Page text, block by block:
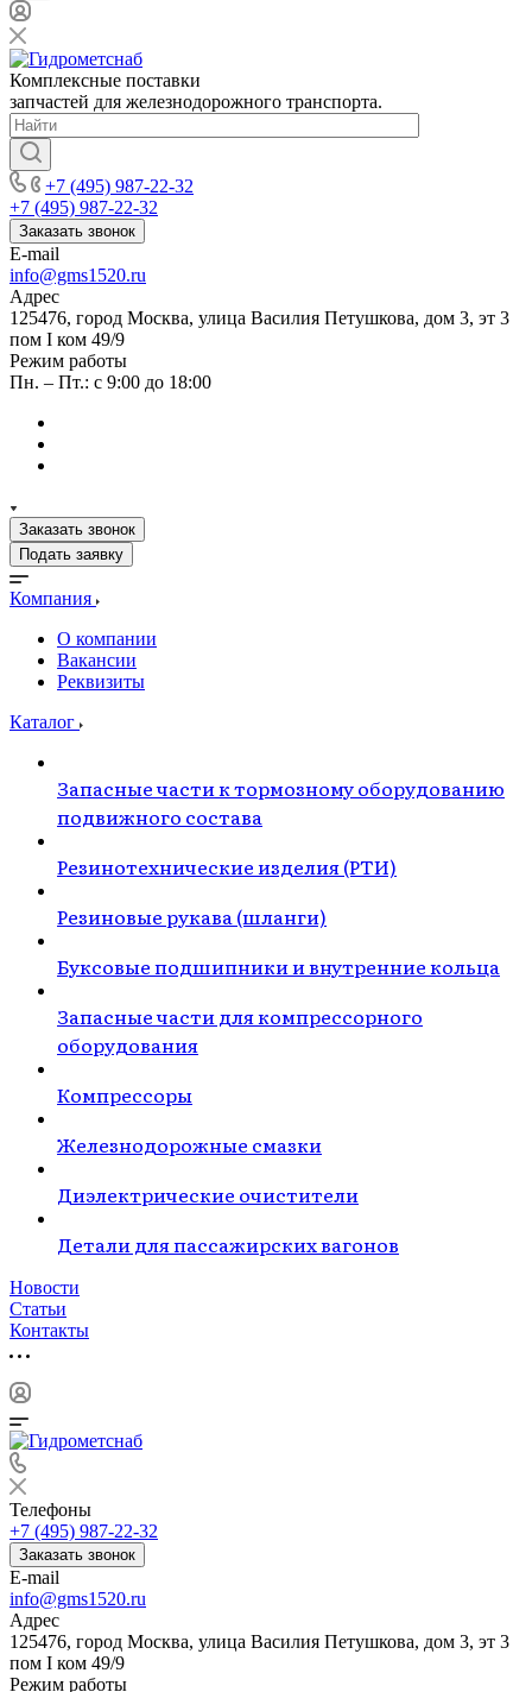
Комплексные поставки
запчастей для железнодорожного транспорта.
+7 (495) 987-22-32
+7 (495) 987-22-32
Заказать звонок
E-mail
info@gms1520.ru
Адрес
125476, город Москва, улица Василия Петушкова, дом 3, эт 3
пом I ком 49/9
Режим работы
Пн. – Пт.: с 9:00 до 18:00
Заказать звонок
Подать заявку
Компания
О компании
Вакансии
Реквизиты
Каталог
Запасные части к тормозному оборудованию
подвижного состава
Резинотехнические изделия (РТИ)
Резиновые рукава (шланги)
Буксовые подшипники и внутренние кольца
Запасные части для компрессорного
оборудования
Компрессоры
Железнодорожные смазки
Диэлектрические очистители
Детали для пассажирских вагонов
Новости
Статьи
Контакты
Телефоны
+7 (495) 987-22-32
Заказать звонок
E-mail
info@gms1520.ru
Адрес
125476, город Москва, улица Василия Петушкова, дом 3, эт 3
пом I ком 49/9
Режим работы